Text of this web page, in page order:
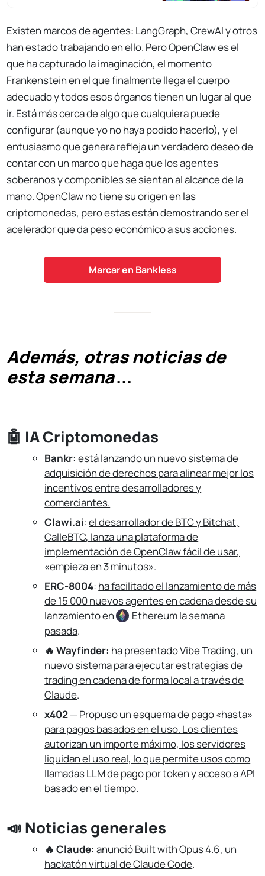
Existen marcos de agentes: LangGraph, CrewAI y otros
han estado trabajando en ello. Pero OpenClaw es el
que ha capturado la imaginación, el momento
Frankenstein en el que finalmente llega el cuerpo
adecuado y todos esos órganos tienen un lugar al que
ir. Está más cerca de algo que cualquiera puede
configurar (aunque yo no haya podido hacerlo), y el
entusiasmo que genera refleja un verdadero deseo de
contar con un marco que haga que los agentes
soberanos y componibles se sientan al alcance de la
mano. OpenClaw no tiene su origen en las
criptomonedas, pero estas están demostrando ser el
acelerador que da peso económico a sus acciones.
Marcar en Bankless
Además, otras noticias de
esta semana...
🤖 IA Criptomonedas
Bankr:está lanzando un nuevo sistema de
adquisición de derechos para alinear mejor los
incentivos entre desarrolladores y
comerciantes.
Clawi.ai:el desarrollador de BTC y Bitchat,
CalleBTC, lanza una plataforma de
implementación de OpenClaw fácil de usar,
«empieza en 3 minutos».
ERC-8004: ha facilitado el lanzamiento de más
de 15 000 nuevos agentes en cadena desde su
lanzamiento en
Ethereumla semana
pasada.
🔥 Wayfinder: ha presentado Vibe Trading, un
nuevo sistema para ejecutar estrategias de
trading en cadena de forma local a través de
Claude.
x402—Propuso un esquema de pago «hasta»
para pagos basados en el uso. Los clientes
autorizan un importe máximo, los servidores
liquidan el uso real, lo que permite usos como
llamadas LLM de pago por token y acceso a API
basado en el tiempo.
📣 Noticias generales
🔥 Claude:anunció Built with Opus 4.6, un
hackatón virtual de Claude Code.